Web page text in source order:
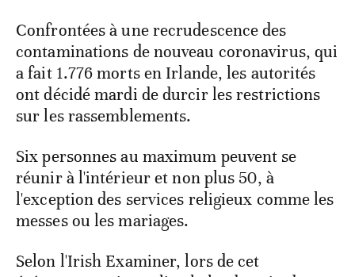
Confrontées à une recrudescence des
contaminations de nouveau coronavirus, qui
a fait 1.776 morts en Irlande, les autorités
ont décidé mardi de durcir les restrictions
sur les rassemblements.
Six personnes au maximum peuvent se
réunir à l'intérieur et non plus 50, à
l'exception des services religieux comme les
messes ou les mariages.
Selon l'Irish Examiner, lors de cet